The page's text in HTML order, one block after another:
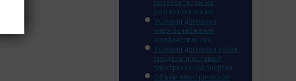
потребителем на
розничном рынке
Условия договора
энергоснабжения
юридических лиц
Условия договора купли-
продажи (поставки)
электрической энергии
Объем электрической